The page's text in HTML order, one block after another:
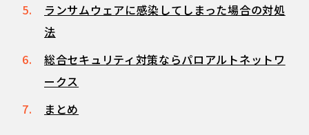
ランサムウェアに感染してしまった場合の対処
法
総合セキュリティ対策ならパロアルトネットワ
ークス
まとめ